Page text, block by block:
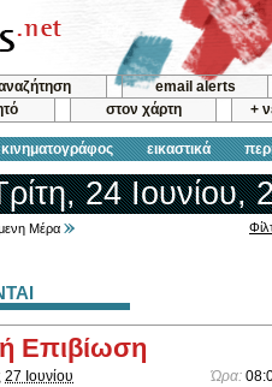
email alerts
στον χάρτη +
κινηματογράφος εικαστικά
24 Ιουνίου,
Μέρα
Επιβίωση
27 Ιουνίου Ώρα: